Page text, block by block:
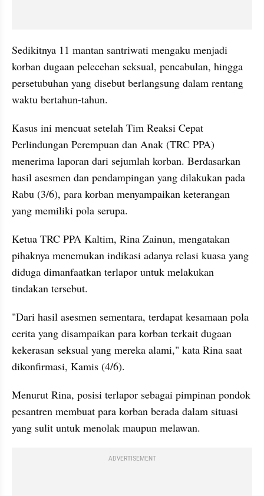
Sedikitnya 11 mantan santriwati mengaku menjadi
korban dugaan pelecehan seksual, pencabulan, hingga
persetubuhan yang disebut berlangsung dalam rentang
waktu bertahun-tahun.
Kasus ini mencuat setelah Tim Reaksi Cepat
Perlindungan Perempuan dan Anak (TRC PPA)
menerima laporan dari sejumlah korban. Berdasarkan
hasil asesmen dan pendampingan yang dilakukan pada
Rabu (3/6), para korban menyampaikan keterangan
yang memiliki pola serupa.
Ketua TRC PPA Kaltim, Rina Zainun, mengatakan
pihaknya menemukan indikasi adanya relasi kuasa yang
diduga dimanfaatkan terlapor untuk melakukan
tindakan tersebut.
"Dari hasil asesmen sementara, terdapat kesamaan pola
cerita yang disampaikan para korban terkait dugaan
kekerasan seksual yang mereka alami," kata Rina saat
dikonfirmasi, Kamis (4/6).
Menurut Rina, posisi terlapor sebagai pimpinan pondok
pesantren membuat para korban berada dalam situasi
yang sulit untuk menolak maupun melawan.
ADVERTISEMENT